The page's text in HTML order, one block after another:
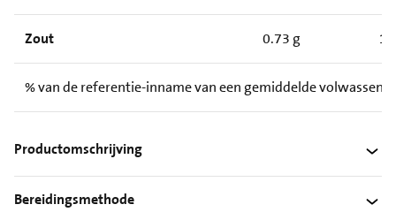
Zout 0.73 g
% van de referentie-inname van een gemiddelde
Productomschrijving
Bereidingsmethode